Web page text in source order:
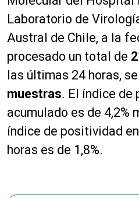
Laboratorio de
Austral de Chile, a la
procesado un total de
las últimas 24 horas,
muestras. El índice de
acumulado es de 4,2%
índice de positividad
horas es de 1,8%.